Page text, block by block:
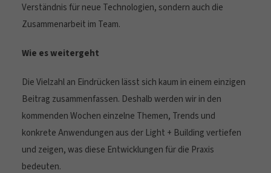
Verständnis für neue Technologien, sondern auch die
Zusammenarbeit im Team.
Wie es weitergeht
Die Vielzahl an Eindrücken lässt sich kaum in einem einzigen
Beitrag zusammenfassen. Deshalb werden wir in den
kommenden Wochen einzelne Themen, Trends und
konkrete Anwendungen aus der Light + Building vertiefen
und zeigen, was diese Entwicklungen für die Praxis
bedeuten.